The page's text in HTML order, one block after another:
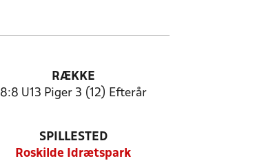
RÆKKE
8:8 U13 Piger 3 (12) Efterår
SPILLESTED
Roskilde Idrætspark